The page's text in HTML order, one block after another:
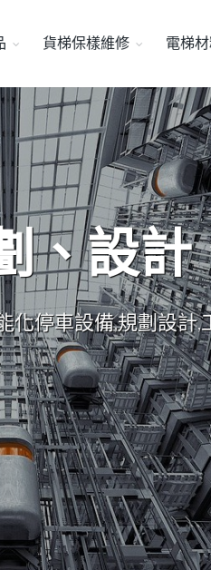
貨梯保樣維修 電梯
、設計
化停車設備,規劃設計,